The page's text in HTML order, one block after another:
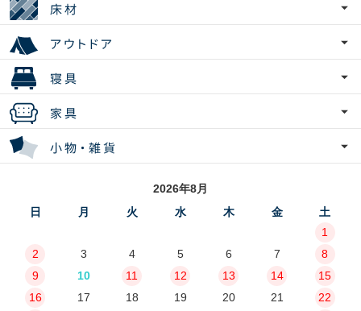
2026年8月
日
月 火 水 木 金
土
1
2
3 4 5 6 7
8
9
10 11 12 13 14
15
16
17 18 19 20 21
22